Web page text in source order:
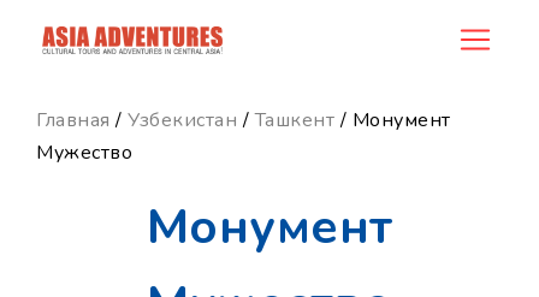
news_id
Главная / Узбекистан /Ташкент/ Монумент
Мужество
Монумент